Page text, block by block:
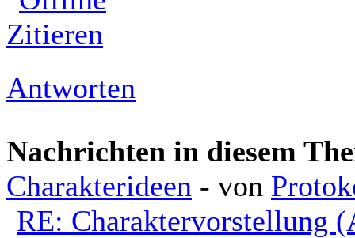
Zitieren
Antworten
Nachrichten in diesem
Charakterideen - von
RE: Charaktervorstellung